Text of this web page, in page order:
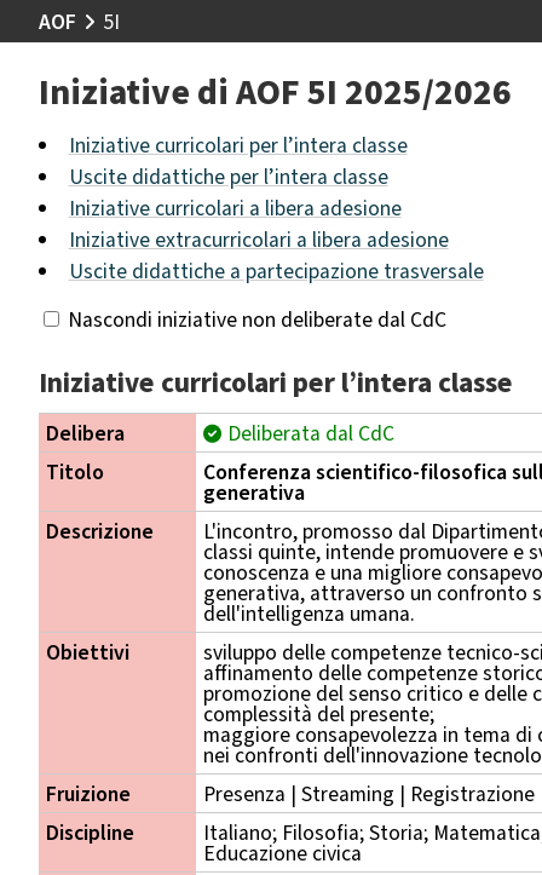
AOF 5I
Iniziative di AOF 5I 2025/2026
Iniziative curricolari per l’intera classe
Uscite didattiche per l’intera classe
Iniziative curricolari a libera adesione
Iniziative extracurricolari a libera adesione
Uscite didattiche a partecipazione trasversale
Nascondi iniziative non deliberate dal CdC
Iniziative curricolari per l’intera classe
Delibera
Deliberata dal CdC
Titolo
Conferenza scientifico-filosofica
generativa
Descrizione
L'incontro, promosso dal
classi quinte, intende promuovere e
conoscenza e una migliore
generativa, attraverso un confronto
dell'intelligenza umana.
Obiettivi
sviluppo delle competenze tecnico-
affinamento delle competenze
promozione del senso critico e
complessità del presente;
maggiore consapevolezza in tema
nei confronti dell'innovazione
Fruizione
Presenza | Streaming | Registrazione
Discipline
Italiano; Filosofia; Storia;
Educazione civica